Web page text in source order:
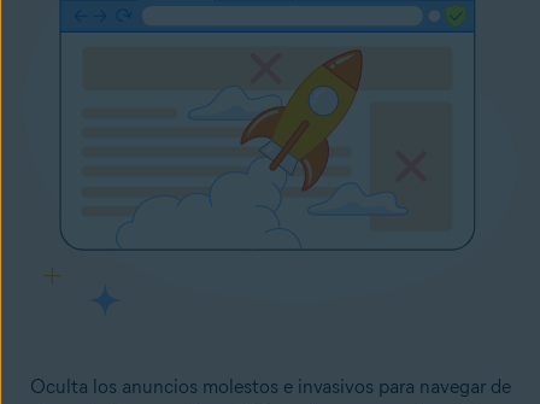
Oculta los anuncios molestos e invasivos para navegar de